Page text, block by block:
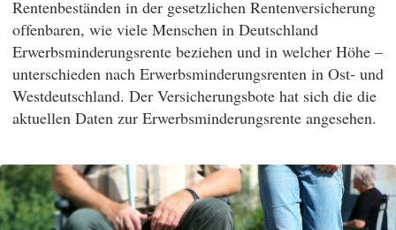
Rentenbeständen in der gesetzlichen Rentenversicherung
offenbaren, wie viele Menschen in Deutschland
Erwerbsminderungsrente beziehen und in welcher Höhe –
unterschieden nach Erwerbsminderungsrenten in Ost- und
Westdeutschland. Der Versicherungsbote hat sich die die
aktuellen Daten zur Erwerbsminderungsrente angesehen.